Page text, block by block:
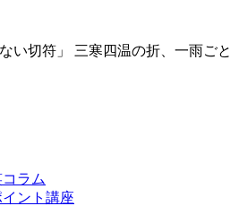
い切符」 三寒四温の折、一雨ごと
ラム
ント講座